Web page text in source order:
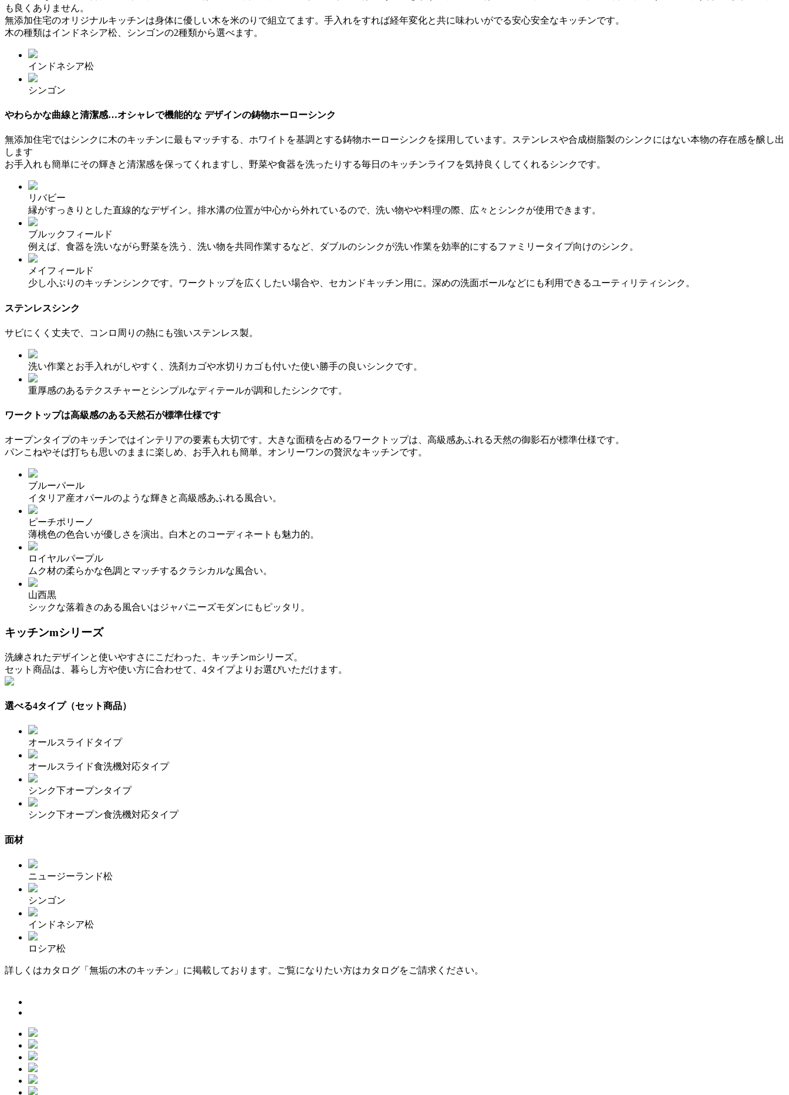
も良くありません。
無添加住宅のオリジナルキッチンは身体に優しい木を米のりで組立てます。手入れをすれば経年変化と共に味わいがでる安心安全なキッチンです。
木の種類はインドネシア松、シンゴンの2種類から選べます。
インドネシア松
シンゴン
やわらかな曲線と清潔感…オシャレで機能的な デザインの鋳物ホーローシンク
無添加住宅ではシンクに木のキッチンに最もマッチする、ホワイトを基調とする鋳物ホーローシンクを採用しています。ステンレスや合成樹脂製のシンクにはない本物の存在感を醸し出
します
お手入れも簡単にその輝きと清潔感を保ってくれますし、野菜や食器を洗ったりする毎日のキッチンライフを気持良くしてくれるシンクです。
リバビー
縁がすっきりとした直線的なデザイン。排水溝の位置が中心から外れているので、洗い物やや料理の際、広々とシンクが使用できます。
ブルックフィールド
例えば、食器を洗いながら野菜を洗う、洗い物を共同作業するなど、ダブルのシンクが洗い作業を効率的にするファミリータイプ向けのシンク。
メイフィールド
少し小ぶりのキッチンシンクです。ワークトップを広くしたい場合や、セカンドキッチン用に。深めの洗面ボールなどにも利用できるユーティリティシンク。
ステンレスシンク
サビにくく丈夫で、コンロ周りの熱にも強いステンレス製。
洗い作業とお手入れがしやすく、洗剤カゴや水切りカゴも付いた使い勝手の良いシンクです。
重厚感のあるテクスチャーとシンプルなディテールが調和したシンクです。
ワークトップは高級感のある天然石が標準仕様です
オープンタイプのキッチンではインテリアの要素も大切です。大きな面積を占めるワークトップは、高級感あふれる天然の御影石が標準仕様です。
パンこねやそば打ちも思いのままに楽しめ、お手入れも簡単。オンリーワンの贅沢なキッチンです。
ブルーパール
イタリア産オパールのような輝きと高級感あふれる風合い。
ピーチポリーノ
薄桃色の色合いが優しさを演出。白木とのコーディネートも魅力的。
ロイヤルパープル
ムク材の柔らかな色調とマッチするクラシカルな風合い。
山西黒
シックな落着きのある風合いはジャパニーズモダンにもピッタリ。
キッチンmシリーズ
洗練されたデザインと使いやすさにこだわった、キッチンmシリーズ。
セット商品は、暮らし方や使い方に合わせて、4タイプよりお選びいただけます。
選べる4タイプ（セット商品）
オールスライドタイプ
オールスライド食洗機対応タイプ
シンク下オープンタイプ
シンク下オープン食洗機対応タイプ
面材
ニュージーランド松
シンゴン
インドネシア松
ロシア松
詳しくはカタログ「無垢の木のキッチン」に掲載しております。ご覧になりたい方はカタログをご請求ください。